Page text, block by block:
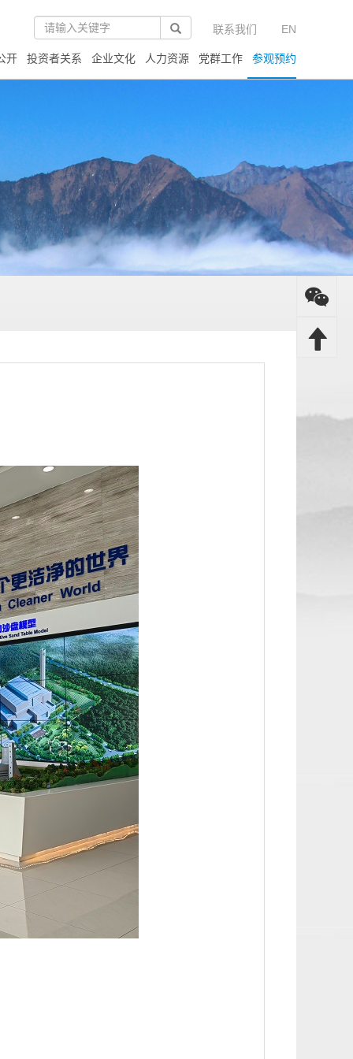
联系我们 EN
开 投资者关系 企业文化 人力资源 党群工作 参观预约
